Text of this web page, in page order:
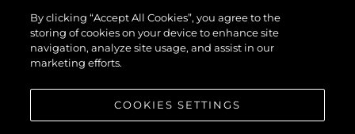
Notre Équipe
Style De Vie
Notre Héritage
By clicking “Accept All Cookies”, you agree to the
storing of cookies on your device to enhance site
navigation, analyze site usage, and assist in our
marketing efforts.
COOKIES SETTINGS